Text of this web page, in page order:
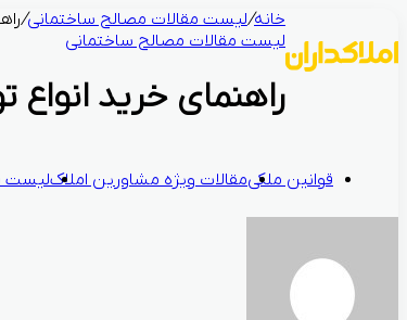
قوانین ملکیمقالات ویژه مشاورین املاکلیست
خانه/لیست مقالات مصالح ساختمانی/
لیست مقالات مصالح ساختمانی
راهنمای خرید انواع